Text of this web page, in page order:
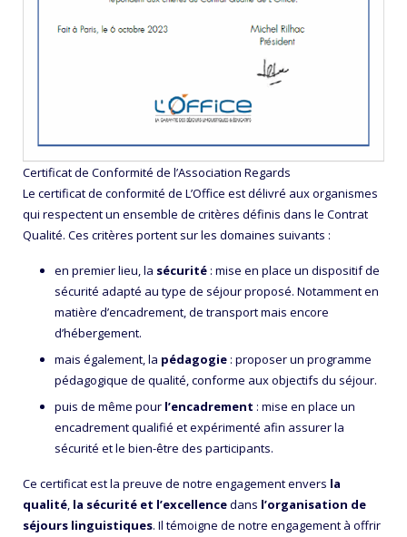
Certificat de Conformité de l’Association Regards
Le certificat de conformité de L’Office est délivré aux organismes
qui respectent un ensemble de critères définis dans le Contrat
Qualité. Ces critères portent sur les domaines suivants :
en premier lieu, la sécurité : mise en place un dispositif de
sécurité adapté au type de séjour proposé. Notamment en
matière d’encadrement, de transport mais encore
d’hébergement.
mais également, la pédagogie : proposer un programme
pédagogique de qualité, conforme aux objectifs du séjour.
puis de même pour l’encadrement : mise en place un
encadrement qualifié et expérimenté afin assurer la
sécurité et le bien-être des participants.
Ce certificat est la preuve de notre engagement envers la
qualité, la sécurité et l’excellencedans l’organisation de
séjours linguistiques. Il témoigne de notre engagement à offrir